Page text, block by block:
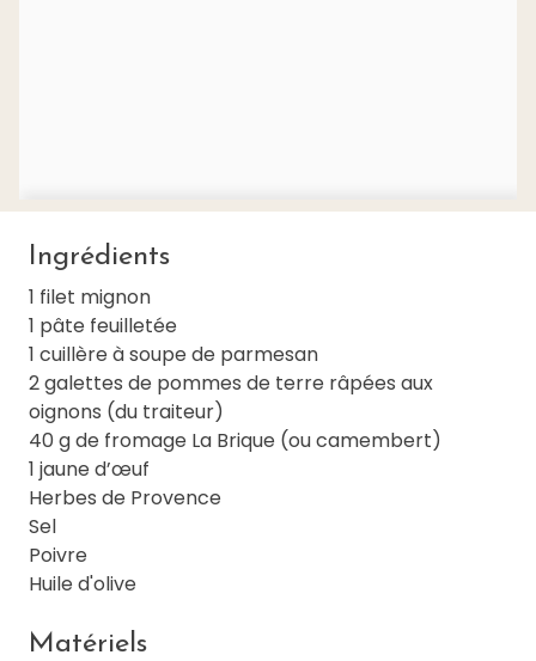
Ingrédients
1 filet mignon
1 pâte feuilletée
1 cuillère à soupe de parmesan
2 galettes de pommes de terre râpées aux
oignons (du traiteur)
40 g de fromage La Brique (ou camembert)
1 jaune d’œuf
Herbes de Provence
Sel
Poivre
Huile d'olive
Matériels